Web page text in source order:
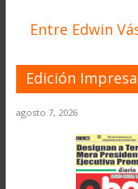
Entre Edwin
Edición
agosto 7, 2026